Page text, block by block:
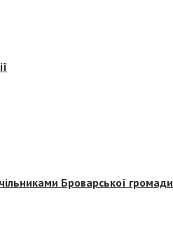
Броварської громади